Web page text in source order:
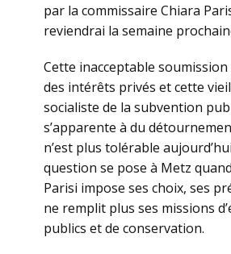
par la commissaire Chiara
reviendrai la semaine
Cette inacceptable soumission
des intérêts privés et cette
socialiste de la subvention
s’apparente à du
n’est plus tolérable
question se pose à Metz
Parisi impose ses choix, ses
ne remplit plus ses missions
publics et de conservation.